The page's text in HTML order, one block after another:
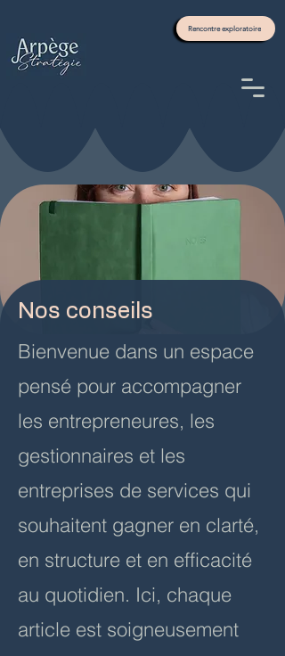
Rencontre exploratoire
Nos conseils
Bienvenue dans un espace
pensé pour accompagner
les entrepreneures, les
gestionnaires et les
entreprises de services qui
souhaitent gagner en clarté,
en structure et en efficacité
au quotidien. Ici, chaque
article est soigneusement